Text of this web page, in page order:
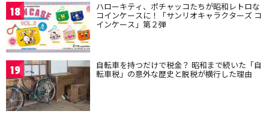
18 ハローキティ、ポチャッコたちが昭和レトロな
コインケースに！「サンリオキャラクターズ コ
インケース」第２弾
19 自転車を持つだけで税金？ 昭和まで続いた「自
転車税」の意外な歴史と脱税が横行した理由